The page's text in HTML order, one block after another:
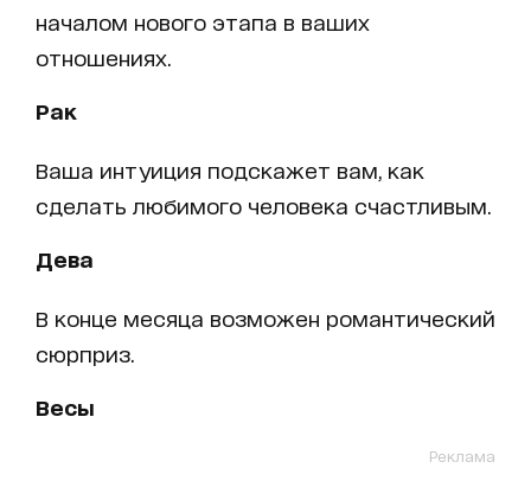
началом нового этапа в ваших
отношениях.
Рак
Ваша интуиция подскажет вам, как
сделать любимого человека счастливым.
Дева
В конце месяца возможен романтический
сюрприз.
Весы
Реклама